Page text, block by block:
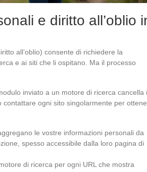
e diritto all’oblio
all’oblio) consente di richiedere la
e ai siti che li ospitano. Ma il processo
inviato a un motore di ricerca cancella
ogni sito singolarmente per
le vostre informazioni personali da
spesso accessibile dalla loro pagina di
di ricerca per ogni URL che mostra